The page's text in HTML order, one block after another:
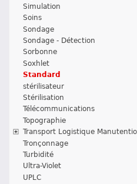
Simulation
Soins
Sondage
Sondage - Détection
Sorbonne
Soxhlet
Standard
stérilisateur
Stérilisation
Télécommunications
Topographie
Transport Logistique
Tronçonnage
Turbidité
Ultra-Violet
UPLC